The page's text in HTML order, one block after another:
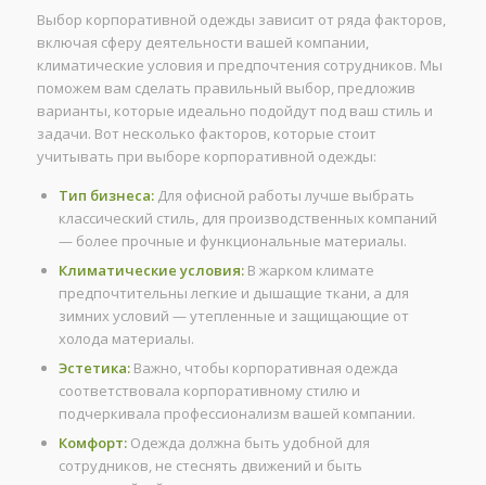
Выбор корпоративной одежды зависит от ряда факторов,
включая сферу деятельности вашей компании,
климатические условия и предпочтения сотрудников. Мы
поможем вам сделать правильный выбор, предложив
варианты, которые идеально подойдут под ваш стиль и
задачи. Вот несколько факторов, которые стоит
учитывать при выборе корпоративной одежды:
Тип бизнеса:Для офисной работы лучше выбрать
классический стиль, для производственных компаний
— более прочные и функциональные материалы.
Климатические условия:В жарком климате
предпочтительны легкие и дышащие ткани, а для
зимних условий — утепленные и защищающие от
холода материалы.
Эстетика:Важно, чтобы корпоративная одежда
соответствовала корпоративному стилю и
подчеркивала профессионализм вашей компании.
Комфорт:Одежда должна быть удобной для
сотрудников, не стеснять движений и быть